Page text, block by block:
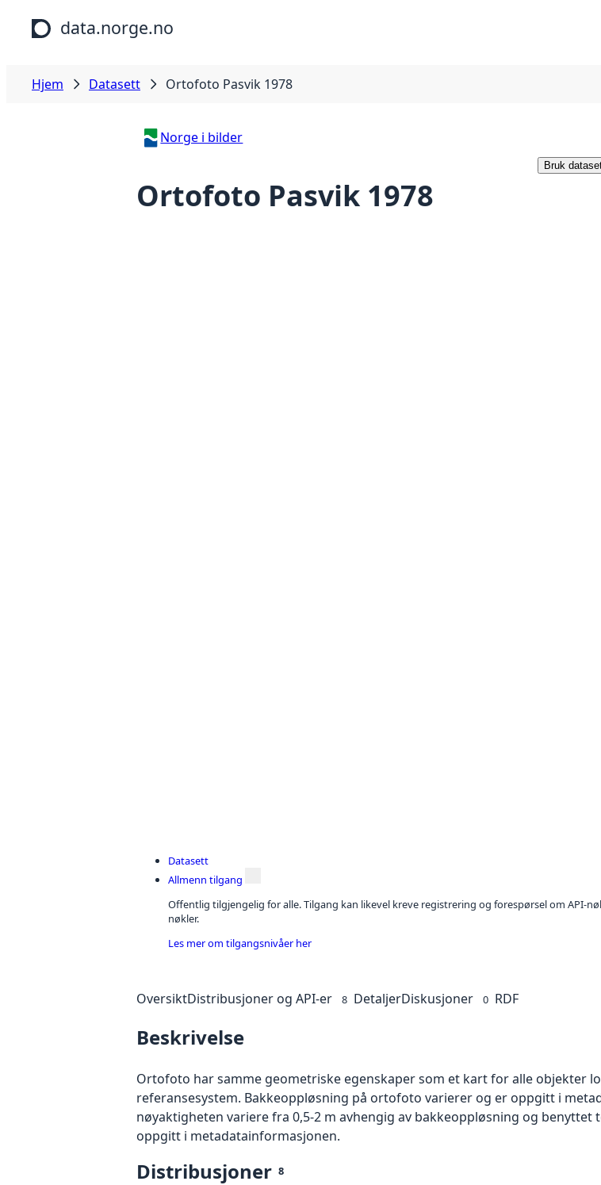
Hopp til hovedinnhold
data.norge.no
Hjem Datasett Ortofoto Pasvik 1978
Norge i bilder
Ortofoto Pasvik 1978
Bruk
Datasett
Allmenn tilgang
Offentlig tilgjengelig for alle. Tilgang kan likevel kreve registrering og forespørsel om API-
nøkler.
Les mer om tilgangsnivåer her
OversiktDistribusjoner og API-er 8 DetaljerDiskusjoner 0 RDF
Beskrivelse
Ortofoto har samme geometriske egenskaper som et kart for alle objekter
referansesystem. Bakkeoppløsning på ortofoto varierer og er oppgitt i
nøyaktigheten variere fra 0,5-2 m avhengig av bakkeoppløsning og
oppgitt i metadatainformasjonen.
Distribusjoner 8